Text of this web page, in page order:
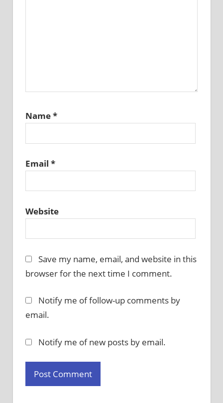
Name*
Email *
Website
Save my name, email, and website in this
browser for the next time I comment.
Notify me of follow-up comments by
email.
Notify me of new posts by email.